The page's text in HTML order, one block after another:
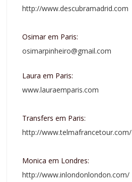
http://www.descubramadrid.com
Osimar em Paris:
osimarpinheiro@gmail.com
Laura em Paris:
www.lauraemparis.com
Transfers em Paris:
http://www.telmafrancetour.com/
Monica em Londres:
http://www.inlondonlondon.com/